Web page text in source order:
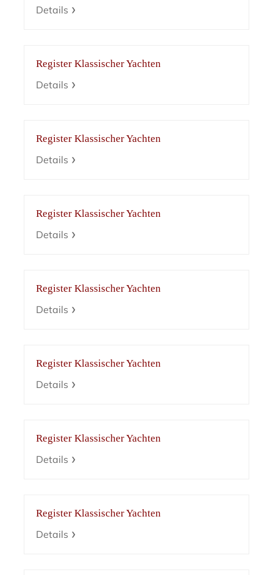
Details
Register Klassischer Yachten
Details
Register Klassischer Yachten
Details
Register Klassischer Yachten
Details
Register Klassischer Yachten
Details
Register Klassischer Yachten
Details
Register Klassischer Yachten
Details
Register Klassischer Yachten
Details